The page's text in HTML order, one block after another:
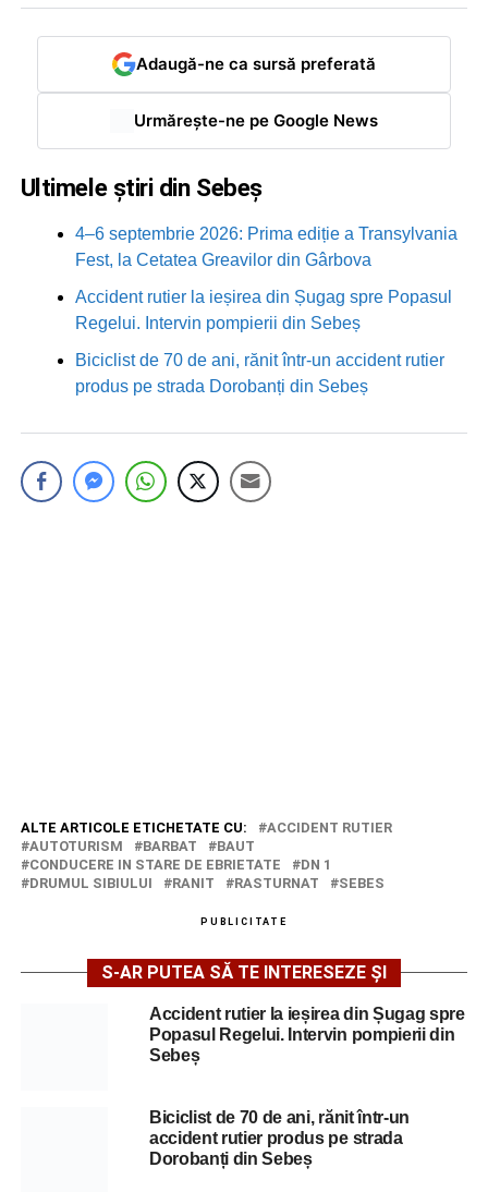
Adaugă-ne ca sursă preferată
Urmărește-ne pe Google News
Ultimele știri din Sebeș
4–6 septembrie 2026: Prima ediție a Transylvania
Fest, la Cetatea Greavilor din Gârbova
Accident rutier la ieșirea din Șugag spre Popasul
Regelui. Intervin pompierii din Sebeș
Biciclist de 70 de ani, rănit într-un accident rutier
produs pe strada Dorobanți din Sebeș
ALTE ARTICOLE ETICHETATE CU:
ACCIDENT RUTIER
AUTOTURISM
BARBAT
BAUT
CONDUCERE IN STARE DE EBRIETATE
DN 1
DRUMUL SIBIULUI
RANIT RASTURNAT SEBES
PUBLICITATE
S-AR PUTEA SĂ TE INTERESEZE ȘI
Accident rutier la ieșirea din Șugag spre
Popasul Regelui. Intervin pompierii din
Sebeș
Biciclist de 70 de ani, rănit într-un
accident rutier produs pe strada
Dorobanți din Sebeș